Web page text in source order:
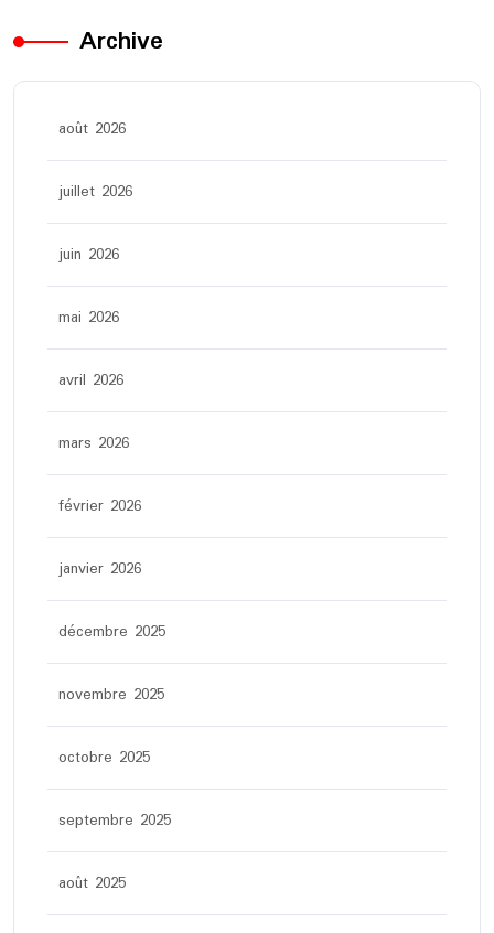
Archive
août 2026
juillet 2026
juin 2026
mai 2026
avril 2026
mars 2026
février 2026
janvier 2026
décembre 2025
novembre 2025
octobre 2025
septembre 2025
août 2025